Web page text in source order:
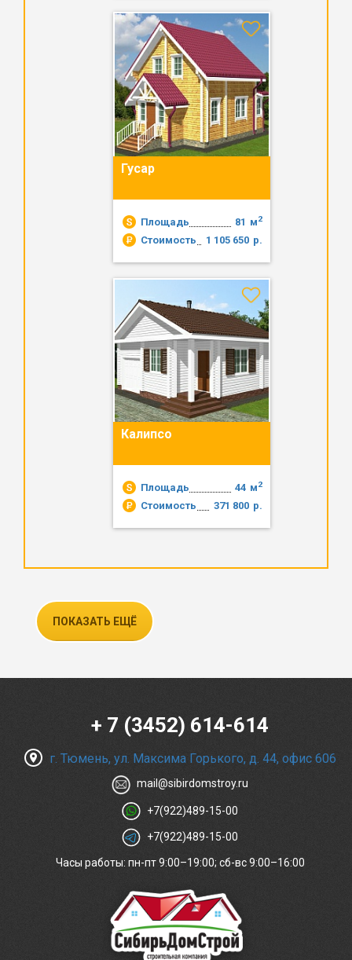
Гусар
Площадь м2
81
Стоимость
р.
1 105 650
Калипсо
Площадь м2
44
Стоимость
р.
371 800
ПОКАЗАТЬ ЕЩЁ
+ 7 (3452) 614-614
г. Тюмень, ул. Максима Горького, д. 44, офис 606
mail@sibirdomstroy.ru
+7(922)489-15-00
+7(922)489-15-00
Часы работы: пн-пт 9:00–19:00; сб-вс 9:00–16:00